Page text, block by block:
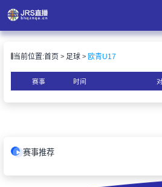
播
播
当前位置:首页 足球 欧青U17
赛事 时间
赛事推荐